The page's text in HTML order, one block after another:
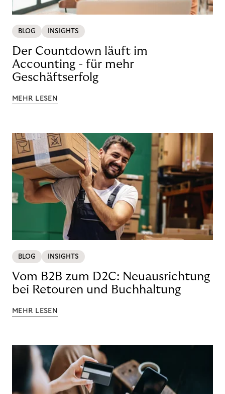
BLOG INSIGHTS
Der Countdown läuft im
Accounting - für mehr
Geschäftserfolg
MEHR LESEN
BLOG INSIGHTS
Vom B2B zum D2C: Neuausrichtung
bei Retouren und Buchhaltung
MEHR LESEN